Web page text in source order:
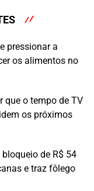
pressionar a
os alimentos no
que o tempo de TV
os próximos
de R$ 54
e traz fôlego